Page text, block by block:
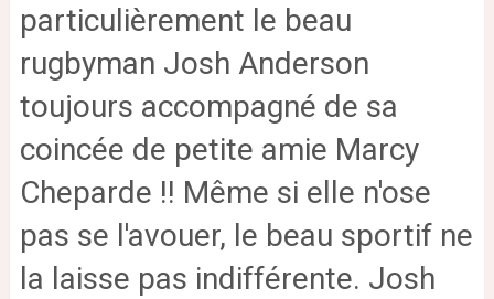
particulièrement le beau
rugbyman Josh Anderson
toujours accompagné de sa
coincée de petite amie Marcy
Cheparde !! Même si elle n'ose
pas se l'avouer, le beau sportif ne
la laisse pas indifférente. Josh